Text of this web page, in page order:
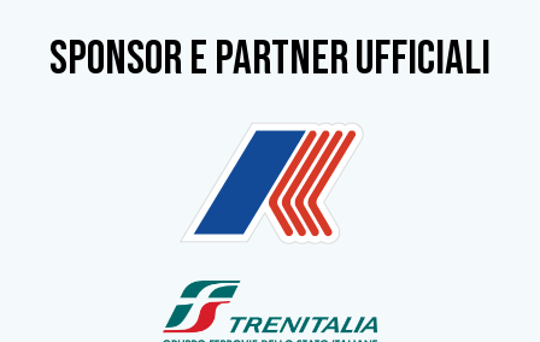
SPONSOR e partner ufficiali